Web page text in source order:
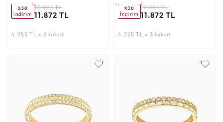
%30
İndirim
17.008 TL
11.872 TL
4.255 TL x 3 taksit
%30
İndirim
17.008 TL
11.872 TL
4.255 TL x 3 taksit